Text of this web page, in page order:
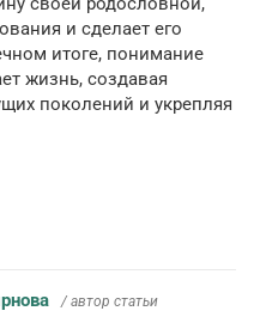
и сделает его
итоге, понимание
жизнь, создавая
поколений и укрепляя
/ автор статьи